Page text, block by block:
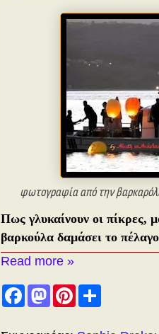
φωτογραφία από την
Πως γλυκαίνουν οι πίκρες,
βαρκούλα δαμάσει το
Read more »
F
a
M
a
P